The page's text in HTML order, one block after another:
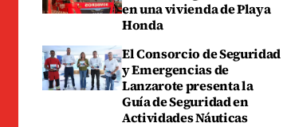
en una vivienda de Playa
Honda
El Consorcio de Seguridad
y Emergencias de
Lanzarote presenta la
Guía de Seguridad en
Actividades Náuticas